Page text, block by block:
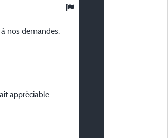
nos demandes.
appréciable